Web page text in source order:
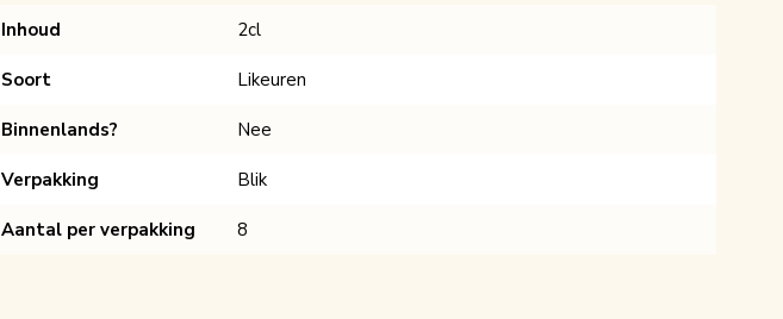
Inhoud 2cl
Soort Likeuren
Binnenlands? Nee
Verpakking Blik
Aantal per verpakking 8